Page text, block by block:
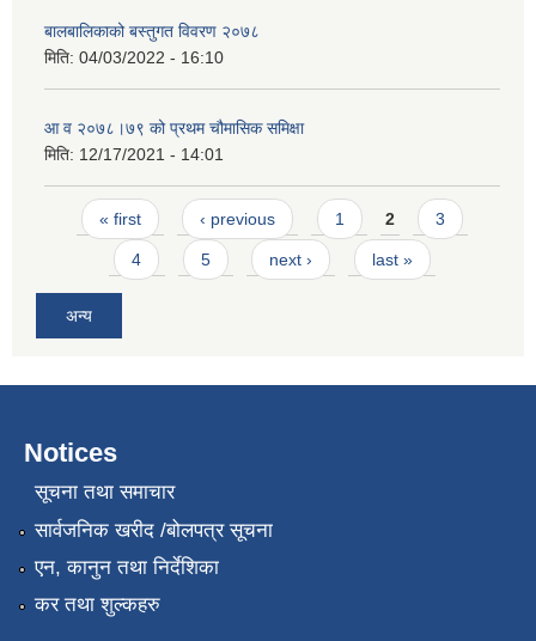
बालबालिकाको बस्तुगत विवरण २०७८
मिति: 04/03/2022 - 16:10
आ व २०७८।७९ को प्रथम चौमासिक समिक्षा
मिति: 12/17/2021 - 14:01
Pages
« first ‹ previous 1 2 3
4 5 next › last »
अन्य
Notices
सूचना तथा समाचार
सार्वजनिक खरीद /बोलपत्र सूचना
एन, कानुन तथा निर्देशिका
कर तथा शुल्कहरु